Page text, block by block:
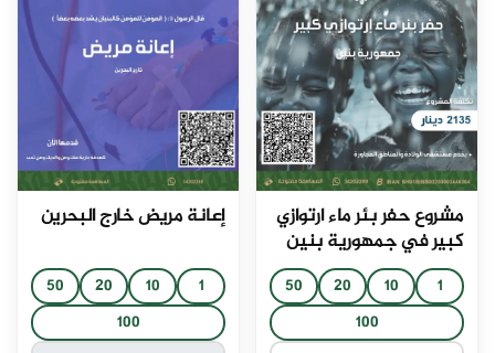
مشروع حفر بئر ماء ارتوازي
كبير في جمهورية بنين
1
10
20
50
100
إعانة مريض خارج البحرين
1
10
20
50
100